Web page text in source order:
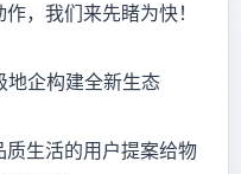
，我们来先睹为快！
地企构建全新生态
质生活的用户提案给物